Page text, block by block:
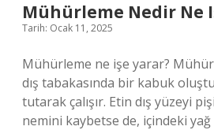
Mühürleme Nedir Ne
Tarih: Ocak 11, 2025
Mühürleme ne işe yarar?
dış tabakasında bir kabuk
tutarak çalışır. Etin dış yüzeyi
nemini kaybetse de, içindeki